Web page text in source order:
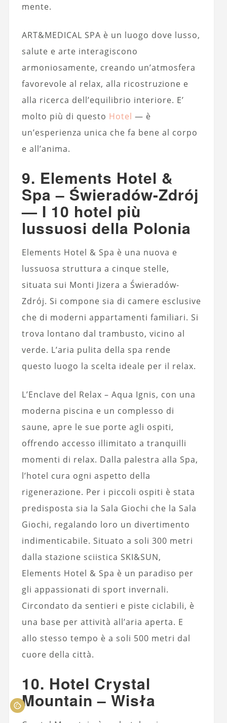
mente.
ART&MEDICAL SPA è un luogo dove lusso,
salute e arte interagiscono
armoniosamente, creando un’atmosfera
favorevole al relax, alla ricostruzione e
alla ricerca dell’equilibrio interiore. E’
molto più di questo Hotel — è
un’esperienza unica che fa bene al corpo
e all’anima.
9. Elements Hotel &
Spa – Świeradów-Zdrój
— I 10 hotel più
lussuosi della Polonia
Elements Hotel & Spa è una nuova e
lussuosa struttura a cinque stelle,
situata sui Monti Jizera a Świeradów-
Zdrój. Si compone sia di camere esclusive
che di moderni appartamenti familiari. Si
trova lontano dal trambusto, vicino al
verde. L’aria pulita della spa rende
questo luogo la scelta ideale per il relax.
L’Enclave del Relax – Aqua Ignis, con una
moderna piscina e un complesso di
saune, apre le sue porte agli ospiti,
offrendo accesso illimitato a tranquilli
momenti di relax. Dalla palestra alla Spa,
l’hotel cura ogni aspetto della
rigenerazione. Per i piccoli ospiti è stata
predisposta sia la Sala Giochi che la Sala
Giochi, regalando loro un divertimento
indimenticabile. Situato a soli 300 metri
dalla stazione sciistica SKI&SUN,
Elements Hotel & Spa è un paradiso per
gli appassionati di sport invernali.
Circondato da sentieri e piste ciclabili, è
una base per attività all’aria aperta. E
allo stesso tempo è a soli 500 metri dal
cuore della città.
10. Hotel Crystal
Mountain – Wisła